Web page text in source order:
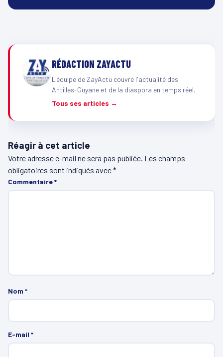
RÉDACTION ZAYACTU
L'équipe de ZayActu couvre l'actualité des
Antilles-Guyane et de la diaspora en temps réel.
Tous ses articles →
Réagir à cet article
Votre adresse e-mail ne sera pas publiée. Les champs
obligatoires sont indiqués avec*
Commentaire*
Nom *
E-mail *